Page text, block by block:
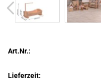
Art.Nr.:
Lieferzeit: